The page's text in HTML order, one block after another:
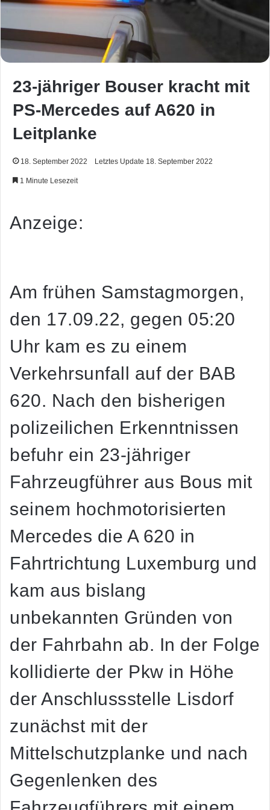
23-jähriger Bouser kracht mit
PS-Mercedes auf A620 in
Leitplanke
18. September 2022 Letztes Update 18. September 2022
1 Minute Lesezeit
Anzeige:
Am frühen Samstagmorgen,
den 17.09.22, gegen 05:20
Uhr kam es zu einem
Verkehrsunfall auf der BAB
620. Nach den bisherigen
polizeilichen Erkenntnissen
befuhr ein 23-jähriger
Fahrzeugführer aus Bous mit
seinem hochmotorisierten
Mercedes die A 620 in
Fahrtrichtung Luxemburg und
kam aus bislang
unbekannten Gründen von
der Fahrbahn ab. In der Folge
kollidierte der Pkw in Höhe
der Anschlussstelle Lisdorf
zunächst mit der
Mittelschutzplanke und nach
Gegenlenken des